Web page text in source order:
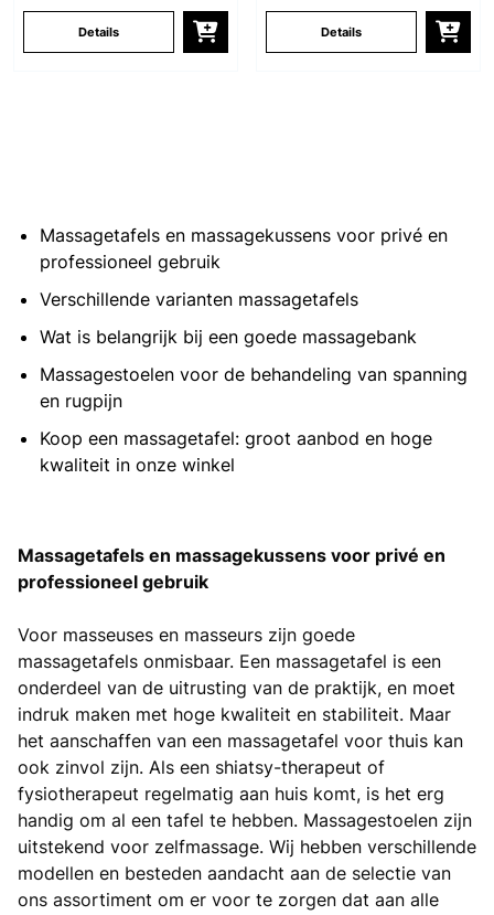
Details Details
Massagetafels en massagekussens voor privé en
professioneel gebruik
Verschillende varianten massagetafels
Wat is belangrijk bij een goede massagebank
Massagestoelen voor de behandeling van spanning
en rugpijn
Koop een massagetafel: groot aanbod en hoge
kwaliteit in onze winkel
Massagetafels en massagekussens voor privé en
professioneel gebruik
Voor masseuses en masseurs zijn goede
massagetafels onmisbaar. Een massagetafel is een
onderdeel van de uitrusting van de praktijk, en moet
indruk maken met hoge kwaliteit en stabiliteit. Maar
het aanschaffen van een massagetafel voor thuis kan
ook zinvol zijn. Als een shiatsy-therapeut of
fysiotherapeut regelmatig aan huis komt, is het erg
handig om al een tafel te hebben. Massagestoelen zijn
uitstekend voor zelfmassage. Wij hebben verschillende
modellen en besteden aandacht aan de selectie van
ons assortiment om er voor te zorgen dat aan alle